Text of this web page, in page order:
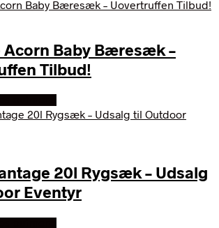
Baby Bæresæk –
Tilbud!
20l Rygsæk – Udsalg
Eventyr